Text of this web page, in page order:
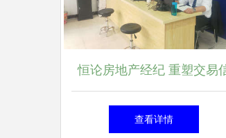
恒论房地产经纪 重塑交易
任的行业之路
查看详情